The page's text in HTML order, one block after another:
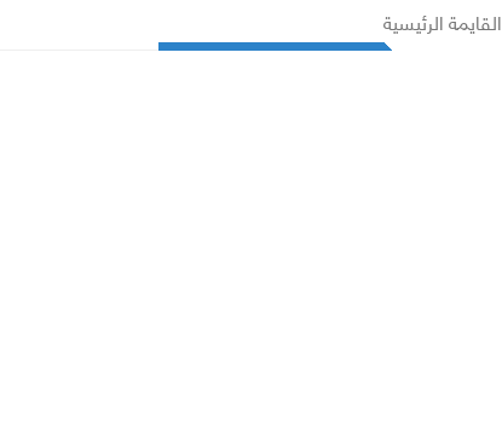
القايمة الرئيسية